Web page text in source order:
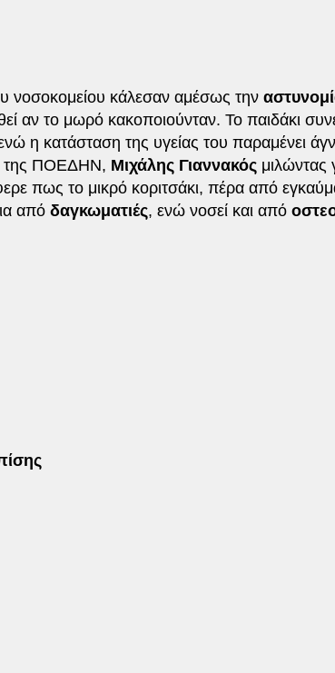
νοσοκομείου κάλεσαν αμέσως την
αν το μωρό κακοποιούνταν. Το παιδάκι
η κατάσταση της υγείας του παραμένει
της ΠΟΕΔΗΝ, Μιχάλης Γιαννακός μιλώντας
πως το μικρό κοριτσάκι, πέρα από
από δαγκωματιές, ενώ νοσεί και από